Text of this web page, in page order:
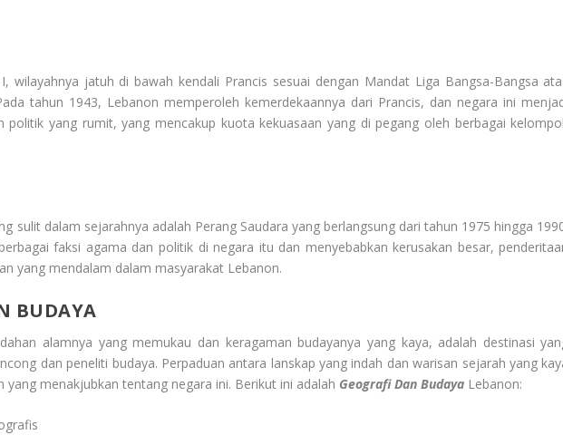
wilayahnya jatuh di bawah kendali Prancis sesuai dengan Mandat Liga Bangsa-Bangsa
tahun 1943, Lebanon memperoleh kemerdekaannya dari Prancis, dan negara ini
politik yang rumit, yang mencakup kuota kekuasaan yang di pegang oleh berbagai
sulit dalam sejarahnya adalah Perang Saudara yang berlangsung dari tahun 1975 hingga
faksi agama dan politik di negara itu dan menyebabkan kerusakan besar,
yang mendalam dalam masyarakat Lebanon.
BUDAYA
alamnya yang memukau dan keragaman budayanya yang kaya, adalah destinasi
dan peneliti budaya. Perpaduan antara lanskap yang indah dan warisan sejarah yang
yang menakjubkan tentang negara ini. Berikut ini adalah Geografi Dan Budaya Lebanon: